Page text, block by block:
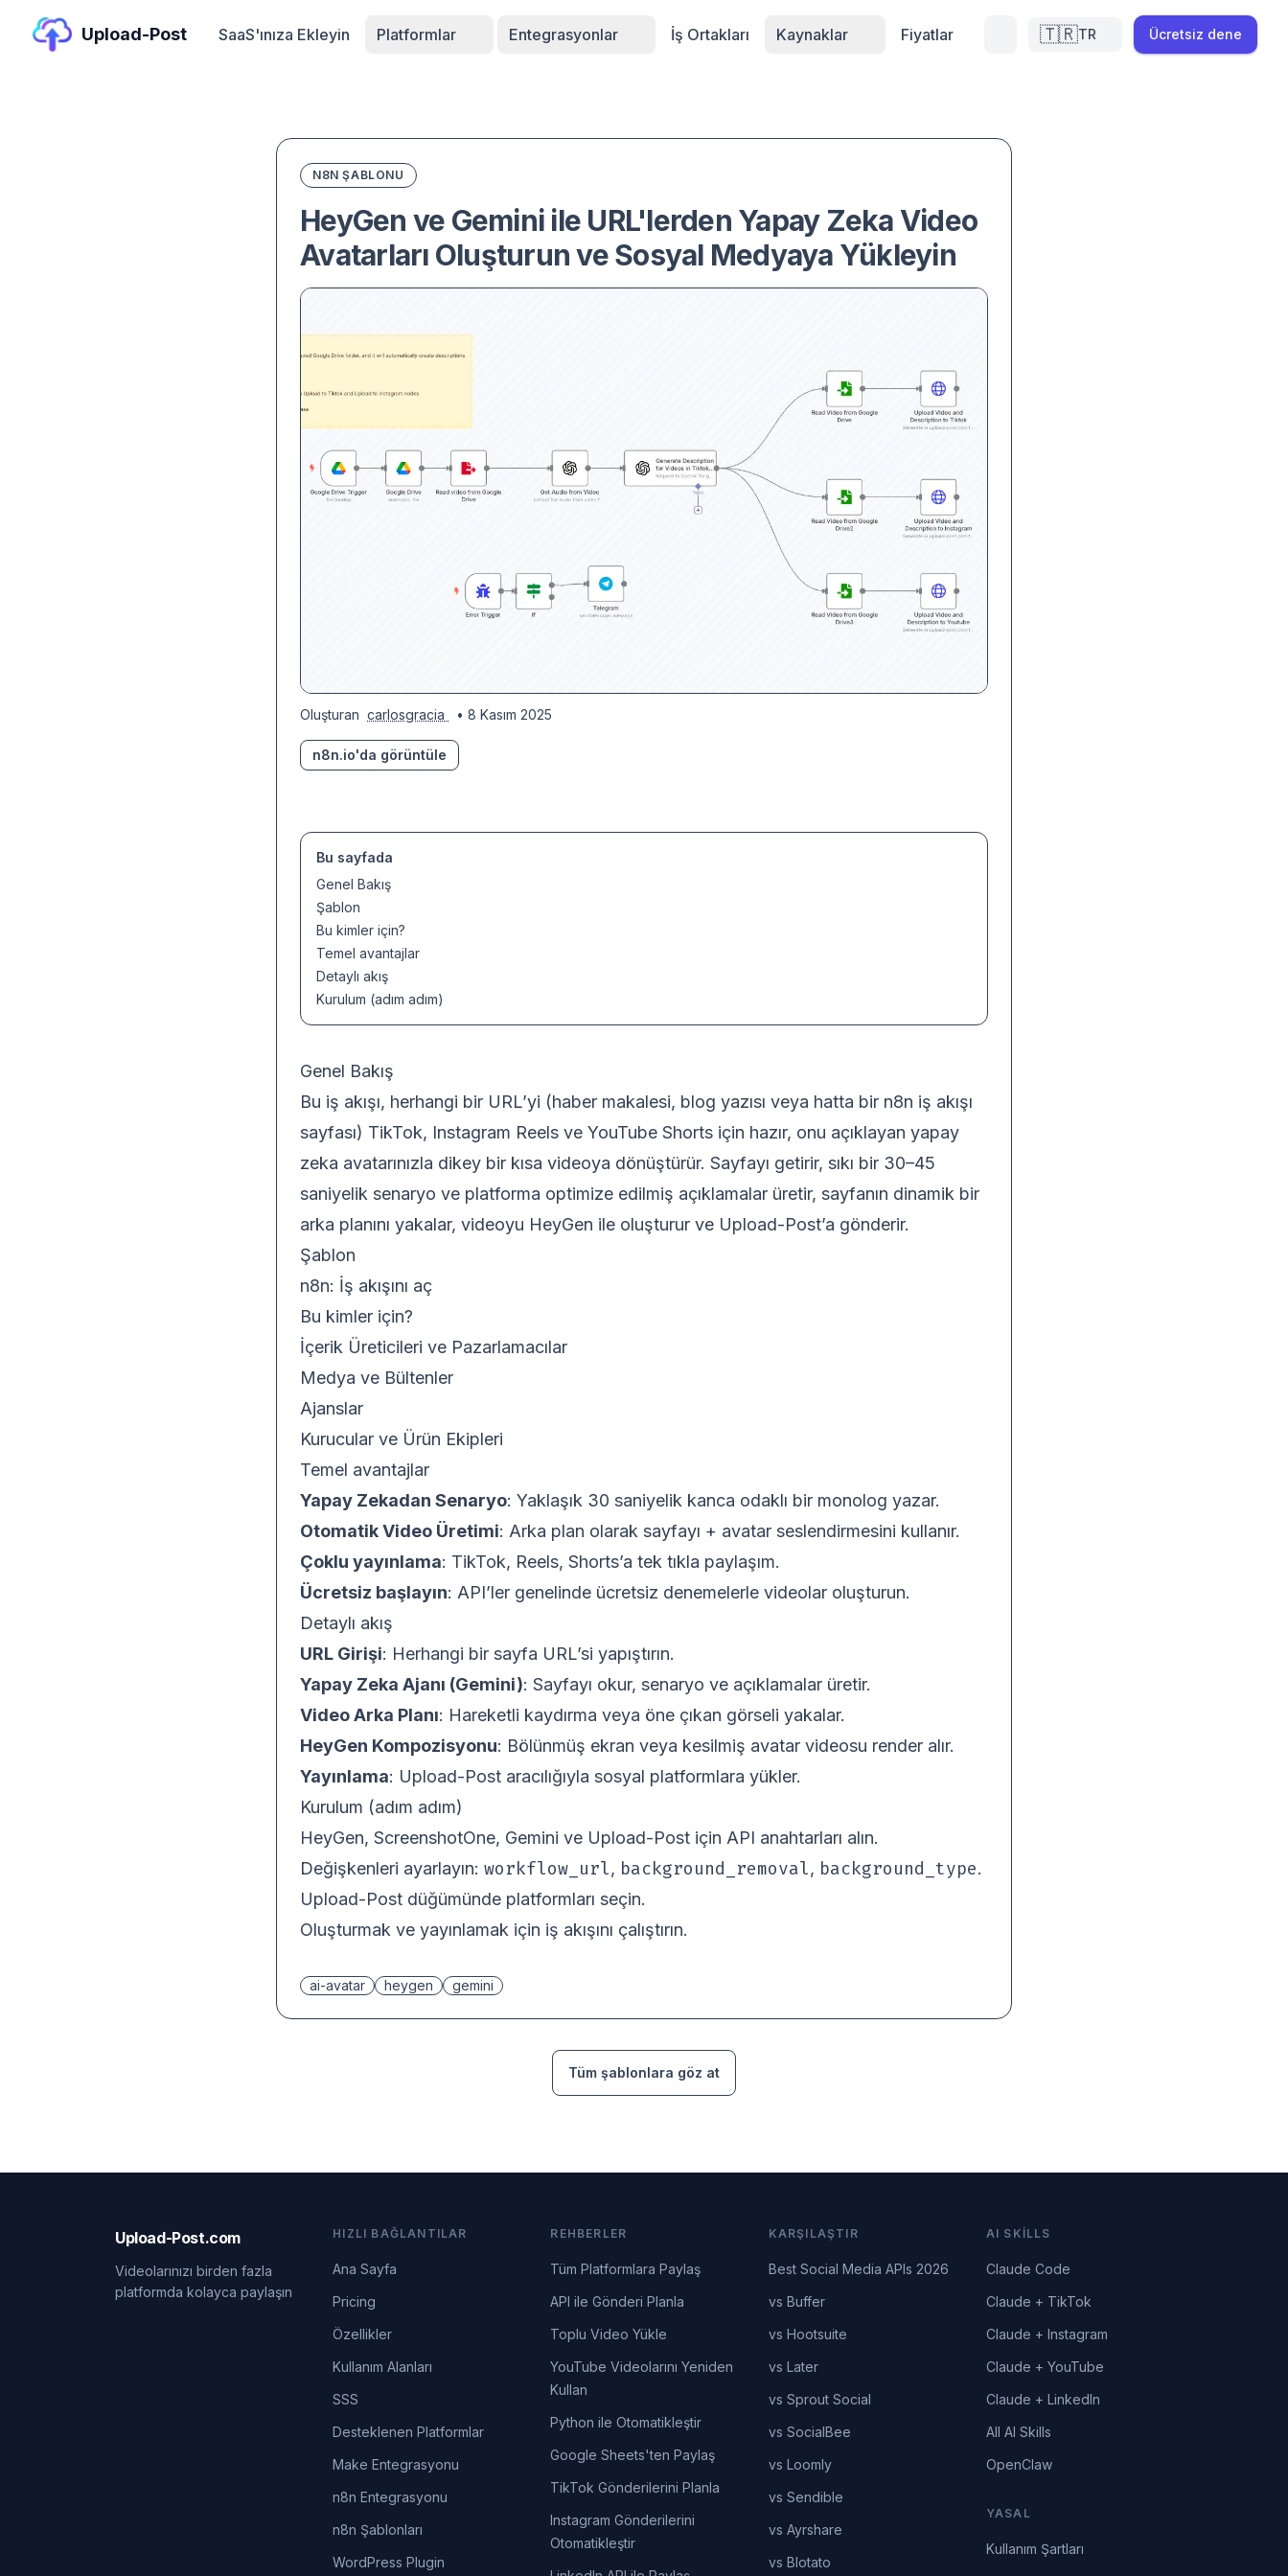
Upload-Post SaaS'ınıza Ekleyin Platformlar Entegrasyonlar İş Ortakları Kaynaklar Fiyatlar 🇹🇷TR Ücretsiz dene
N8N ŞABLONU
HeyGen ve Gemini ile URL'lerden Yapay Zeka Video
Avatarları Oluşturun ve Sosyal Medyaya Yükleyin
Oluşturan carlosgracia • 8 Kasım 2025
n8n.io'da görüntüle
Bu sayfada
Genel Bakış
Şablon
Bu kimler için?
Temel avantajlar
Detaylı akış
Kurulum (adım adım)
Genel Bakış
Bu iş akışı, herhangi bir URL’yi (haber makalesi, blog yazısı veya hatta bir n8n iş akışı
sayfası) TikTok, Instagram Reels ve YouTube Shorts için hazır, onu açıklayan yapay
zeka avatarınızla dikey bir kısa videoya dönüştürür. Sayfayı getirir, sıkı bir 30–45
saniyelik senaryo ve platforma optimize edilmiş açıklamalar üretir, sayfanın dinamik bir
arka planını yakalar, videoyu HeyGen ile oluşturur ve Upload-Post’a gönderir.
Şablon
n8n: İş akışını aç
Bu kimler için?
İçerik Üreticileri ve Pazarlamacılar
Medya ve Bültenler
Ajanslar
Kurucular ve Ürün Ekipleri
Temel avantajlar
Yapay Zekadan Senaryo: Yaklaşık 30 saniyelik kanca odaklı bir monolog yazar.
Otomatik Video Üretimi: Arka plan olarak sayfayı + avatar seslendirmesini kullanır.
Çoklu yayınlama: TikTok, Reels, Shorts’a tek tıkla paylaşım.
Ücretsiz başlayın: API’ler genelinde ücretsiz denemelerle videolar oluşturun.
Detaylı akış
URL Girişi: Herhangi bir sayfa URL’si yapıştırın.
Yapay Zeka Ajanı (Gemini): Sayfayı okur, senaryo ve açıklamalar üretir.
Video Arka Planı: Hareketli kaydırma veya öne çıkan görseli yakalar.
HeyGen Kompozisyonu: Bölünmüş ekran veya kesilmiş avatar videosu render alır.
Yayınlama: Upload-Post aracılığıyla sosyal platformlara yükler.
Kurulum (adım adım)
HeyGen, ScreenshotOne, Gemini ve Upload-Post için API anahtarları alın.
Değişkenleri ayarlayın: workflow_url, background_removal, background_type.
Upload-Post düğümünde platformları seçin.
Oluşturmak ve yayınlamak için iş akışını çalıştırın.
ai-avatar heygen gemini
Tüm şablonlara göz at
Upload-Post.com
Videolarınızı birden fazla
platformda kolayca paylaşın
HIZLI BAĞLANTILAR
Ana Sayfa
Pricing
Özellikler
Kullanım Alanları
SSS
Desteklenen Platformlar
Make Entegrasyonu
n8n Entegrasyonu
n8n Şablonları
WordPress Plugin
REHBERLER
Tüm Platformlara Paylaş
API ile Gönderi Planla
Toplu Video Yükle
YouTube Videolarını Yeniden
Kullan
Python ile Otomatikleştir
Google Sheets'ten Paylaş
TikTok Gönderilerini Planla
Instagram Gönderilerini
Otomatikleştir
KARŞILAŞTIR
Best Social Media APIs 2026
vs Buffer
vs Hootsuite
vs Later
vs Sprout Social
vs SocialBee
vs Loomly
vs Sendible
vs Ayrshare
vs Blotato
AI SKILLS
Claude Code
Claude + TikTok
Claude + Instagram
Claude + YouTube
Claude + LinkedIn
All AI Skills
OpenClaw
YASAL
Kullanım Şartları